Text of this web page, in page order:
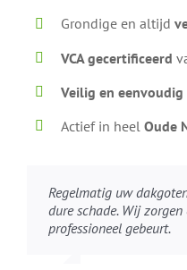
Grondige en altijd
VCA gecertificeerd
Veilig en
Actief in heelOude
Regelmatig uw
dure schade. Wij
professioneel gebeurt.